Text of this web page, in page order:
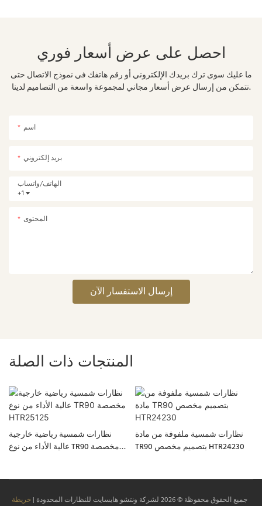
احصل على عرض أسعار فوري
ما عليك سوى ترك بريدك الإلكتروني أو رقم هاتفك في نموذج الاتصال حتى
نتمكن من إرسال عرض أسعار مجاني لمجموعة واسعة من التصاميم لدينا.
اسم
بريد إلكتروني
+1
الهاتف/واتساب
المحتوى
إرسال الاستفسار الآن
المنتجات ذات الصلة
نظارات شمسية رياضية خارجية
عالية الأداء من نوع TR90 مخصصة
نظارات شمسية ملفوفة من مادة
TR90 بتصميم مخصص HTR24230
جميع الحقوق محفوظة © 2026 لشركة ونتشو هايسايت للنظارات المحدودة | خريطة